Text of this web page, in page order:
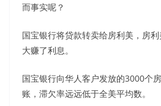
而事实呢？
国宝银行将贷款转卖给房利美，房
大赚了利息。
国宝银行向华人客户发放的3000个
账，滞欠率远远低于全美平均数。